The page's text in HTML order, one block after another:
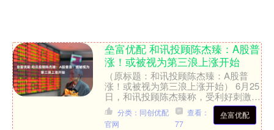
垒富优配 和讯投顾陈杰臻：A股普
涨！或被视为第三浪上涨开始
（原标题：和讯投顾陈杰臻：A股普
涨！或被视为第三浪上涨开始） 6月25
日，和讯投顾陈杰臻称，受利好刺激，
A股现普涨行情，3900多家个股上涨。
对于明日市场，虽放....
垒富优配
分类：同创优配
官网
查看：
77